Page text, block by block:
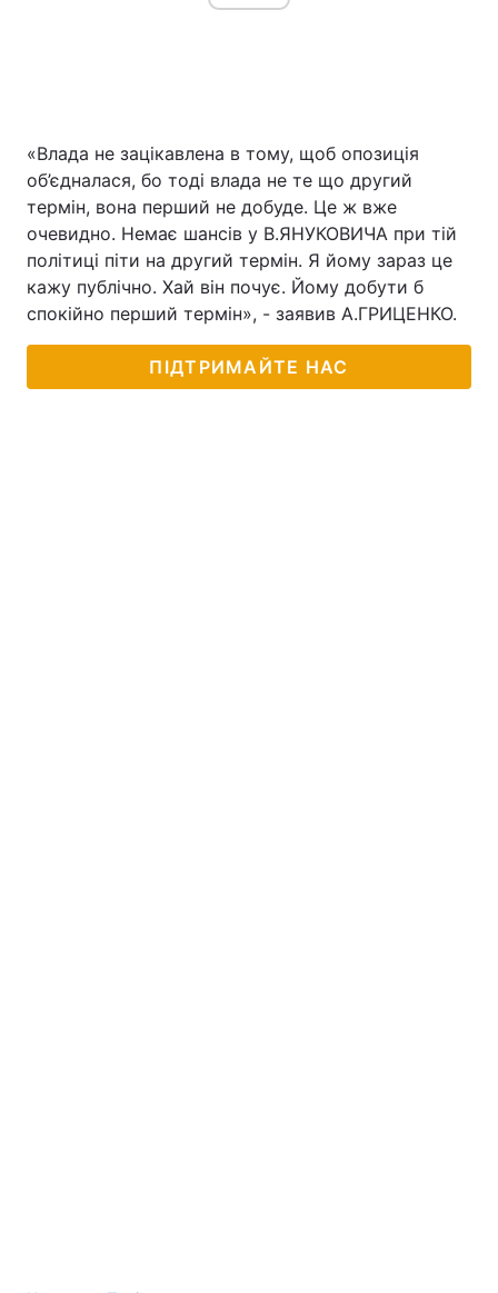
«Влада не зацікавлена в тому, щоб опозиція
об’єдналася, бо тоді влада не те що другий
термін, вона перший не добуде. Це ж вже
очевидно. Немає шансів у В.ЯНУКОВИЧА при тій
політиці піти на другий термін. Я йому зараз це
кажу публічно. Хай він почує. Йому добути б
спокійно перший термін», - заявив А.ГРИЦЕНКО.
ПІДТРИМАЙТЕ НАС